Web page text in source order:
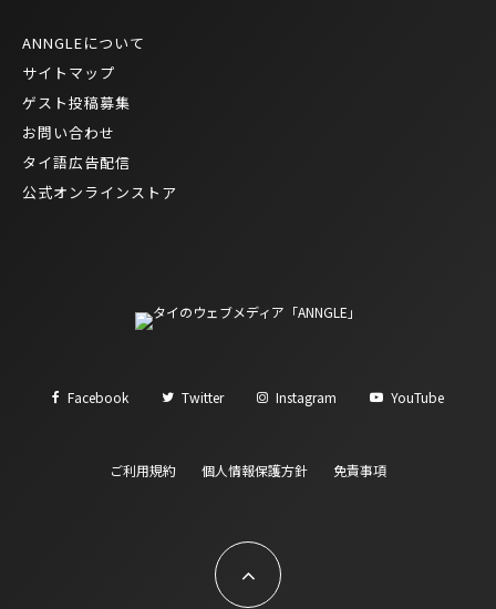
ANNGLEについて
サイトマップ
ゲスト投稿募集
お問い合わせ
タイ語広告配信
公式オンラインストア
Facebook Twitter Instagram YouTube
ご利用規約 個人情報保護方針 免責事項